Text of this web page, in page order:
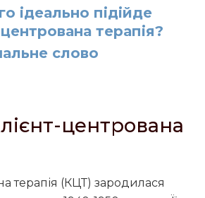
ідеально підійде
терапія?
слово
центрована
терапія (КЦТ) зародилася